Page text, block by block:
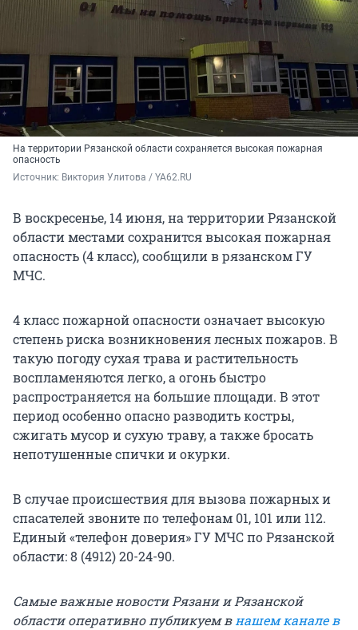
На территории Рязанской области сохраняется высокая пожарная
опасность
Источник: Виктория Улитова / YA62.RU
В воскресенье, 14 июня, на территории Рязанской
области местами сохранится высокая пожарная
опасность (4 класс), сообщили в рязанском ГУ
МЧС.
4 класс пожарной опасности означает высокую
степень риска возникновения лесных пожаров. В
такую погоду сухая трава и растительность
воспламеняются легко, а огонь быстро
распространяется на большие площади. В этот
период особенно опасно разводить костры,
сжигать мусор и сухую траву, а также бросать
непотушенные спички и окурки.
В случае происшествия для вызова пожарных и
спасателей звоните по телефонам 01, 101 или 112.
Единый «телефон доверия» ГУ МЧС по Рязанской
области: 8 (4912) 20-24-90.
Самые важные новости Рязани и Рязанской
области оперативно публикуем внашем канале в